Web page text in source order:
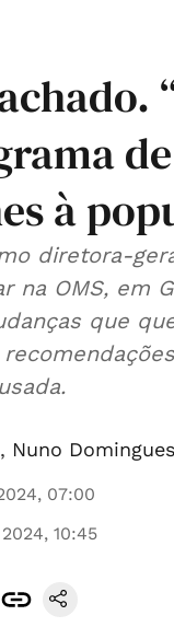
à
diretora-
na OMS, em
que
usada.
, Nuno
07:00
10:45